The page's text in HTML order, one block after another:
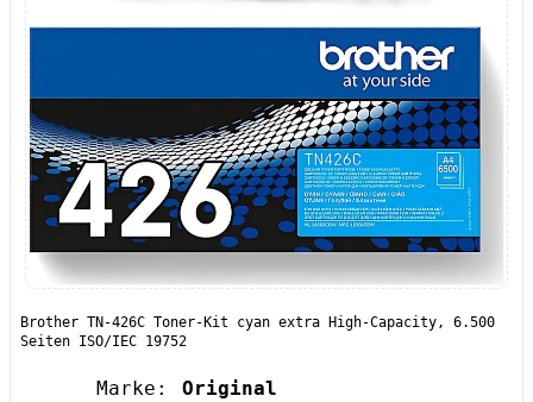
Brother TN-426C Toner-Kit cyan extra High-Capacity, 6.500
Seiten ISO/IEC 19752
Marke:
Original